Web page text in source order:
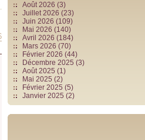
Août 2026 (3)
Juillet 2026 (23)
Juin 2026 (109)
Mai 2026 (140)
Avril 2026 (184)
Mars 2026 (70)
Février 2026 (44)
Décembre 2025 (3)
Août 2025 (1)
Mai 2025 (2)
Février 2025 (5)
Janvier 2025 (2)